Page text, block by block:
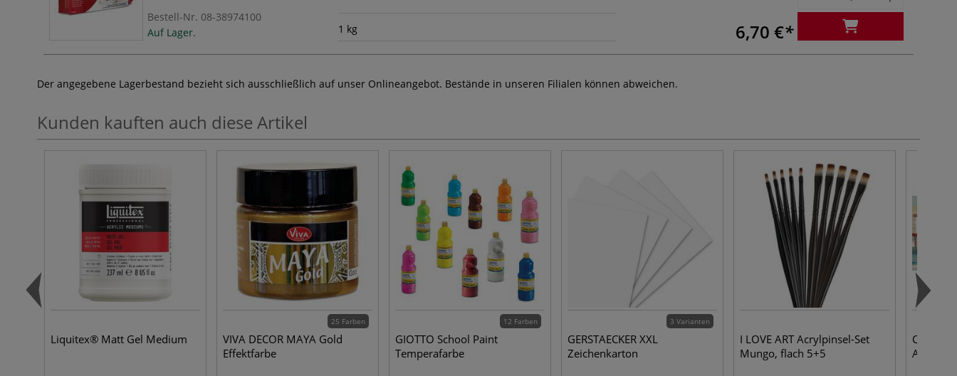
Bestell-Nr. 08-38974100
Auf Lager.
1 kg 6,70 €
Der angegebene Lagerbestand bezieht sich ausschließlich auf unser Onlineangebot. Bestände in unseren Filialen können abweichen.
Kunden kauften auch diese Artikel
Liquitex® Matt Gel Medium
25 Farben
VIVA DECOR MAYA Gold
Effektfarbe
12 Farben
GIOTTO School Paint
Temperafarbe
3 Varianten
GERSTAECKER XXL
Zeichenkarton
I LOVE ART Acrylpinsel-Set
Mungo, flach 5+5